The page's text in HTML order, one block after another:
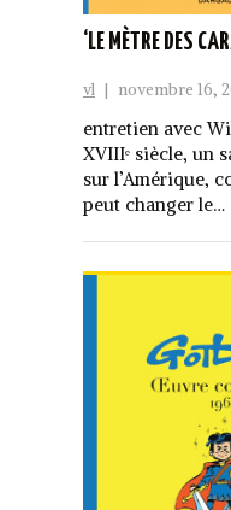
‘LE MÈTRE DES
vl | novembre 16,
entretien avec
XVIIIᵉ siècle, un
sur l’Amérique,
peut changer le…